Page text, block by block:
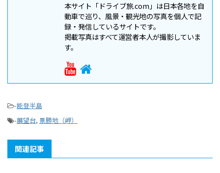
本サイト「ドライブ旅.com」は日本各地を自
動車で巡り、風景・観光地の写真を個人で記
録・発信しているサイトです。
掲載写真はすべて運営者本人が撮影していま
す。
-能登半島
-展望台, 景勝地（岬）
関連記事